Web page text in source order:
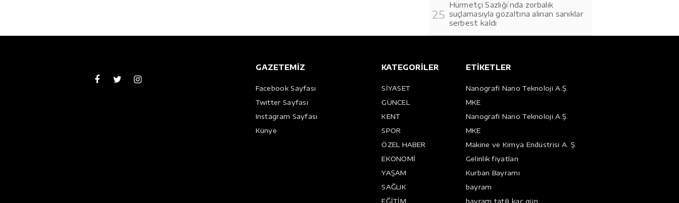
Hürmetçi Sazlığı’nda zorbalık
suçlamasıyla gözaltına alınan sanıklar
serbest kaldı
GAZETEMİZ
Facebook Sayfası
Twitter Sayfası
Instagram Sayfası
Künye
KATEGORİLER
SİYASET
GÜNCEL
KENT
SPOR
ÖZEL HABER
EKONOMİ
YAŞAM
SAĞLIK
EĞİTİM
ETİKETLER
Nanografi Nano Teknoloji A.Ş.
MKE
Nanografi Nano Teknoloji A.Ş.
MKE
Makine ve Kimya Endüstrisi A. Ş.
Gelinlik fiyatları
Kurban Bayramı
bayram
bayram tatili kaç gün